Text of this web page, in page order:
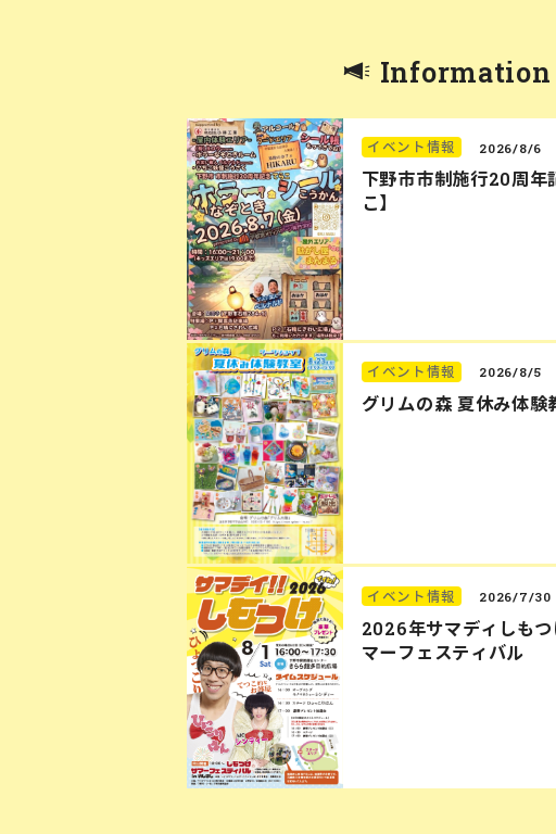
Information
イベント情報 2026/8/6
下野市市制施行20周
こ】
イベント情報 2026/8/5
グリムの森 夏休み体験
イベント情報 2026/7/30
2026年サマディしも
マーフェスティバル